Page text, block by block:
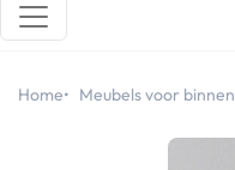
Home Meubels voor binnen